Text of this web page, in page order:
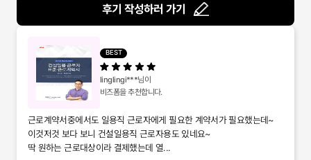
후기 작성하러 가기
BEST
linglingi***님이
비즈폼을 추천합니다.
근로계약서중에서도 일용직 근로자에게 필요한 계약서가 필요했는데~
이것저것 보다 보니 건설일용직 근로자용도 있네요~
딱 원하는 근로대상이라 결제했는데 열...